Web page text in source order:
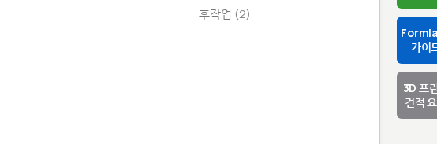
가이
3D 프
견적
후작업 (2)